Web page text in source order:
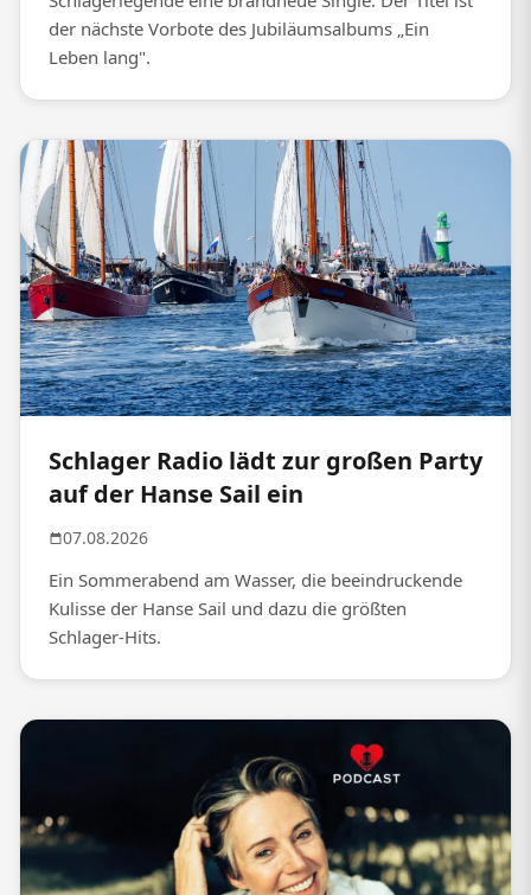
der nächste Vorbote des Jubiläumsalbums „Ein
Leben lang".
Schlager Radio lädt zur großen Party
auf der Hanse Sail ein
07.08.2026
Ein Sommerabend am Wasser, die beeindruckende
Kulisse der Hanse Sail und dazu die größten
Schlager-Hits.